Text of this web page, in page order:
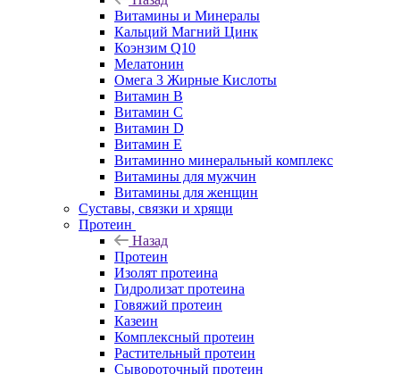
Витамины и Минералы
Кальций Магний Цинк
Коэнзим Q10
Мелатонин
Омега 3 Жирные Кислоты
Витамин B
Витамин C
Витамин D
Витамин E
Витаминно минеральный комплекс
Витамины для мужчин
Витамины для женщин
Суставы, связки и хрящи
Протеин
Назад
Протеин
Изолят протеина
Гидролизат протеина
Говяжий протеин
Казеин
Комплексный протеин
Растительный протеин
Сывороточный протеин